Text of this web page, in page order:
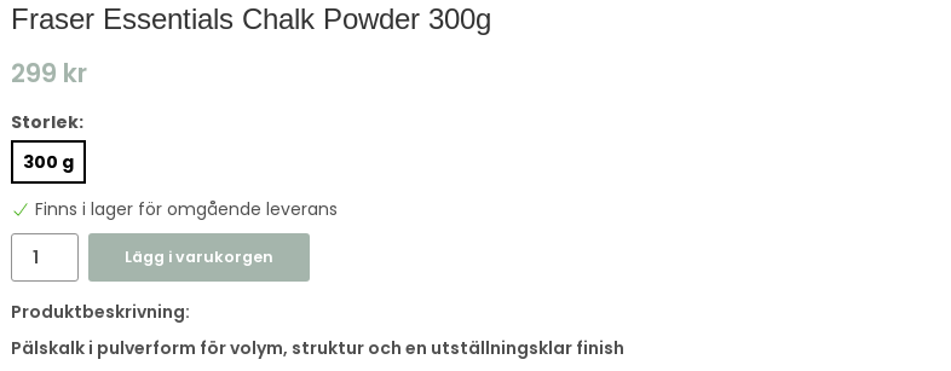
Fraser Essentials Chalk Powder 300g
299 kr
Storlek:
300 g
Finns i lager för omgående leverans
Lägg i varukorgen
Produktbeskrivning:
Pälskalk i pulverform för volym, struktur och en utställningsklar finish